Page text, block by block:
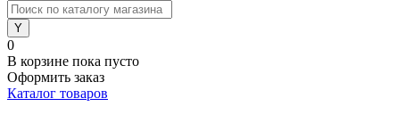
0
В корзине пока пусто
Оформить заказ
Каталог товаров